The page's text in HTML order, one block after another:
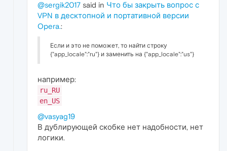
@sergik2017 said in Что бы закрыть вопрос с
VPN в десктопной и портативной версии
Opera.:
Если и это не поможет, то найти строку
{"app_locale":"ru"} и заменить на {"app_locale":"us"}
например:
ru_RU
en_US
@vasyag19
В дублирующей скобке нет надобности, нет
логики.